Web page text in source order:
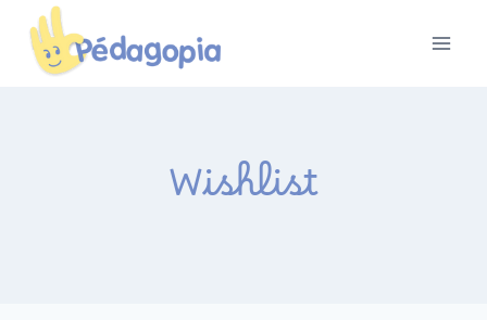
contenu
Wishlist